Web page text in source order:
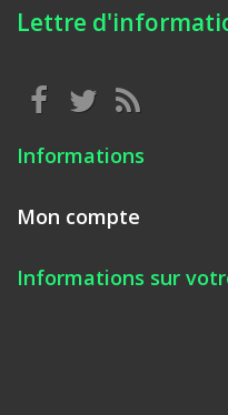
Lettre
Informations
Mon compte
Informations sur